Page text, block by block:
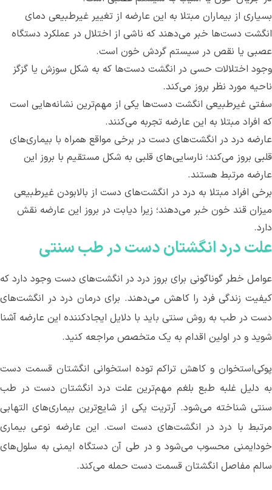
بسیاری از بیماران مبتلا به این عارضه از تغییر غیرطبیعی دمای
انگشت دست‌ها خبر می‌دهند که ناشی از اختلال در عملکرد دستگاه
عصبی یا نقص در سیستم گردش خون است.
وجود اختلالات حسی در انگشت دست‌ها که به شکل سوزش یا گزگز
ناحیه مورد نظر بروز می‌کند.
سفتی غیرطبیعی انگشت دست‌ها یکی از مهم‌ترین نشانه‌هایی است
که افراد مبتلا به این عارضه تجربه می‌کنند.
عارضه درد در انگشت‌های دست در برخی مواقع همراه با بیماری‌های
قلبی بروز می‌کند؛ نارسایی‌های قلبی به شکل مستقیم با بروز این
عارضه مرتبط هستند.
برخی افراد مبتلا به درد در انگشت‌های دست از بالابودن غیرطبیعی
میزان قند خون خبر می‌دهند؛ زیرا دیابت در بروز این عارضه نقش
دارد.
علت درد انگشتان دست در طب سنتی
عوامل خطر گوناگونی برای بروز درد در انگشت‌های دست وجود دارد که
کیفیت زندگی فرد را کاهش می‌دهند. برای درمان درد در انگشت‌های
دست در طب به روش سنتی باید با دلایل ایجادکننده این عارضه آشنا
شوید و در اولین اقدام به یک متخصص مراجعه کنید.
پوکی‌استخوان و کاهش تراکم توده استخوانی انگشتان قسمت دست
به دلیل غلبه طبع بلغم مهم‌ترین علت درد انگشتان دست در طب
سنتی شناخته می‌شود. آرتریت یکی از شایع‌ترین بیماری‌های التهابی
مرتبط با درد در انگشت‌های دست است. این عارضه نوعی بیماری
خودایمنی محسوب می‌شود و در طی آن دستگاه ایمنی به سلول‌های
سالم مفاصل انگشتان قسمت دست حمله می‌کند.